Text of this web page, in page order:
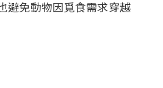
避免動物因覓食需求穿越